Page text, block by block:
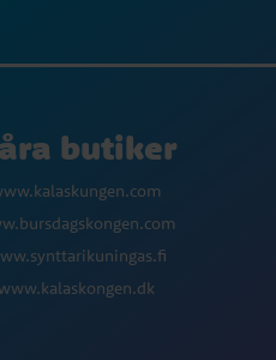
butiker
www.kalaskongen.dk